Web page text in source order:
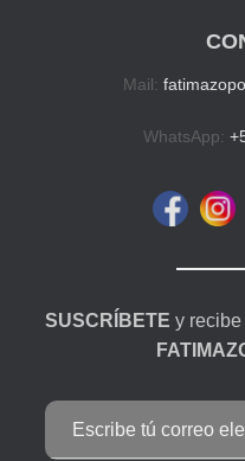
Mail:
WhatsApp:
SUSCRÍBETE y